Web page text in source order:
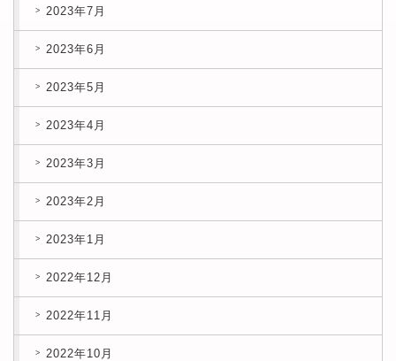
2023年7月
2023年6月
2023年5月
2023年4月
2023年3月
2023年2月
2023年1月
2022年12月
2022年11月
2022年10月